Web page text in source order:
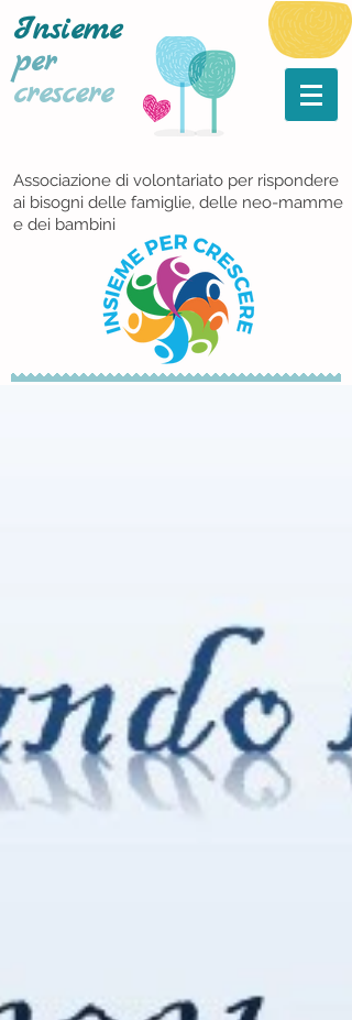
Insieme
per
crescere
Associazione di volontariato per rispondere
ai bisogni delle famiglie, delle neo-mamme
e dei bambini